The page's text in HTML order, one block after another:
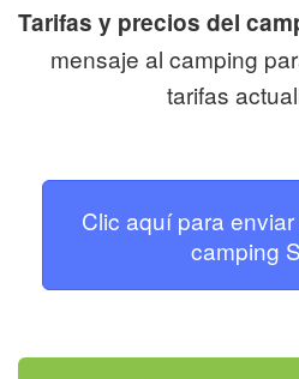
Tarifas y precios del
mensaje al camping
tarifas
Clic aquí para
camping